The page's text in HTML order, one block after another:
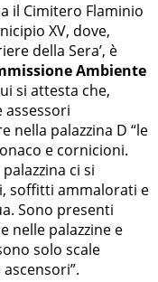
il Cimitero Flaminio
XV, dove,
della Sera’, è
Ambiente
si attesta che,
nella palazzina D “le
e cornicioni.
ci si
soffitti ammalorati e
Sono presenti
nelle palazzine e
solo scale